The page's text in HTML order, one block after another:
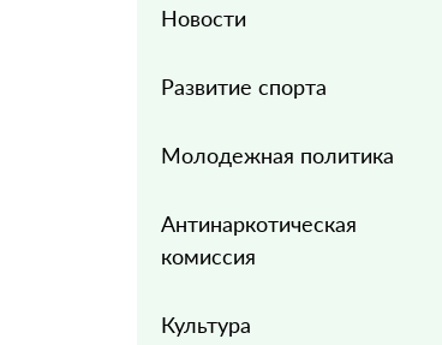
Новости
Развитие спорта
Молодежная политика
Антинаркотическая
комиссия
Культура